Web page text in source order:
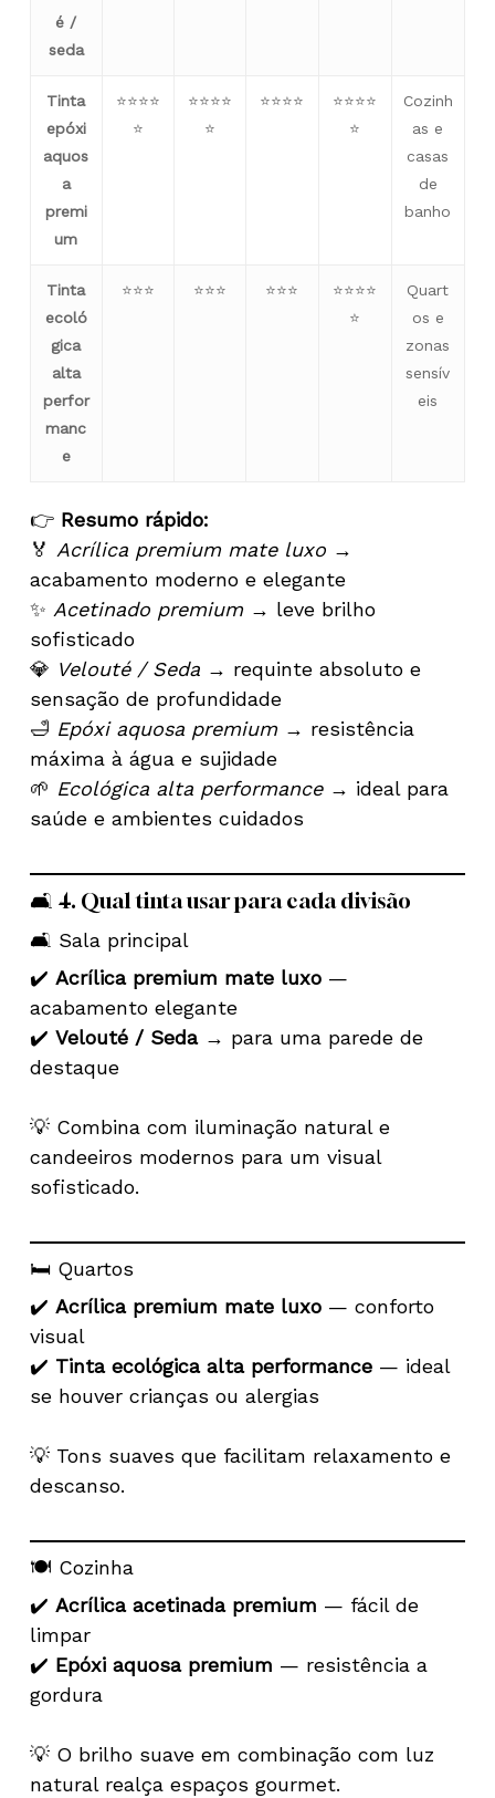
é /
seda
Tinta
epóxi
aquos
a
premi
um
⭐⭐⭐⭐
⭐
⭐⭐⭐⭐
⭐
⭐⭐⭐⭐
⭐⭐⭐⭐
⭐
Cozinh
as e
casas
de
banho
Tinta
ecoló
gica
alta
perfor
manc
e
⭐⭐⭐ ⭐⭐⭐ ⭐⭐⭐
⭐⭐⭐⭐
⭐
Quart
os e
zonas
sensív
eis
👉 Resumo rápido:
🏅 Acrílica premium mate luxo→
acabamento moderno e elegante
✨ Acetinado premium→ leve brilho
sofisticado
💎 Velouté / Seda→ requinte absoluto e
sensação de profundidade
🛁 Epóxi aquosa premium→ resistência
máxima à água e sujidade
🌱 Ecológica alta performance→ ideal para
saúde e ambientes cuidados
🛋️ 4. Qual tinta usar para cada divisão
🛋️ Sala principal
✔️ Acrílica premium mate luxo—
acabamento elegante
✔️ Velouté / Seda→ para uma parede de
destaque
💡 Combina com iluminação natural e
candeeiros modernos para um visual
sofisticado.
🛏️ Quartos
✔️ Acrílica premium mate luxo— conforto
visual
✔️ Tinta ecológica alta performance— ideal
se houver crianças ou alergias
💡 Tons suaves que facilitam relaxamento e
descanso.
🍽️ Cozinha
✔️ Acrílica acetinada premium — fácil de
limpar
✔️ Epóxi aquosa premium — resistência a
gordura
💡 O brilho suave em combinação com luz
natural realça espaços gourmet.